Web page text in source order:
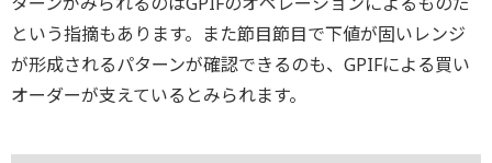
という指摘もあります。また節目節目で下値が固いレンジ
が形成されるパターンが確認できるのも、GPIFによる買い
オーダーが支えているとみられます。